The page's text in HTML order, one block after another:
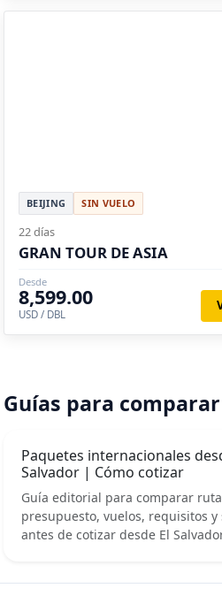
BEIJING SIN VUELO
22 días
GRAN TOUR DE ASIA
Desde
8,599.00
USD / DBL
Guías para
Paquetes internacionales
Salvador | Cómo cotizar
Guía editorial para comparar
presupuesto, vuelos, requisitos y
antes de cotizar desde El